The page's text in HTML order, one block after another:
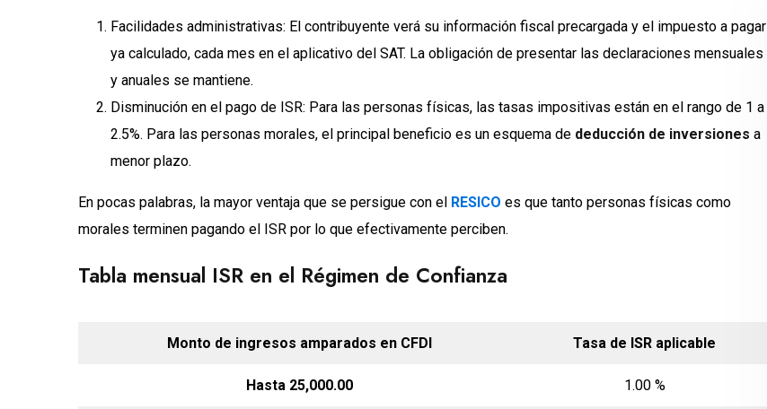
Facilidades administrativas: El contribuyente verá su información fiscal precargada y el impuesto a pagar
ya calculado, cada mes en el aplicativo del SAT. La obligación de presentar las declaraciones mensuales
y anuales se mantiene.
Disminución en el pago de ISR: Para las personas físicas, las tasas impositivas están en el rango de 1 a
2.5%. Para las personas morales, el principal beneficio es un esquema de deducción de inversiones a
menor plazo.
En pocas palabras, la mayor ventaja que se persigue con el RESICO es que tanto personas físicas como
morales terminen pagando el ISR por lo que efectivamente perciben.
Tabla mensual ISR en el Régimen de Confianza
Monto de ingresos amparados en CFDI Tasa de ISR aplicable
Hasta 25,000.00 1.00 %